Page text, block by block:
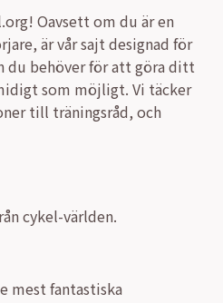
Oavsett om du är en
är vår sajt designad för
du behöver för att göra ditt
som möjligt. Vi täcker
till träningsråd, och
cykel-världen.
mest fantastiska